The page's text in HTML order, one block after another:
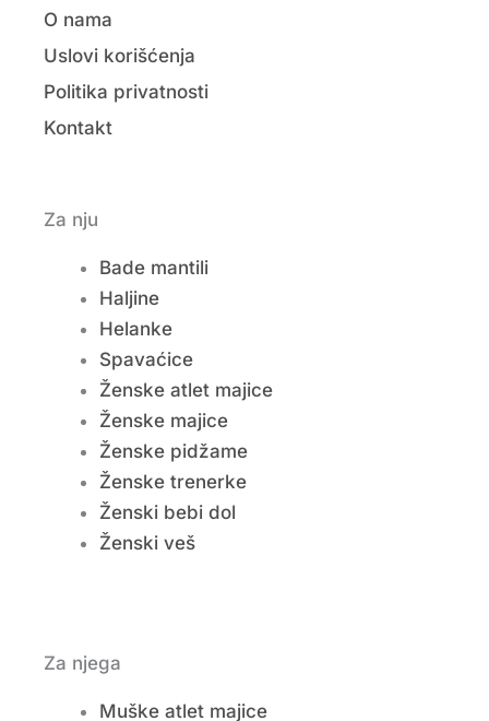
O nama
Uslovi korišćenja
Politika privatnosti
Kontakt
Za nju
Bade mantili
Haljine
Helanke
Spavaćice
Ženske atlet majice
Ženske majice
Ženske pidžame
Ženske trenerke
Ženski bebi dol
Ženski veš
Za njega
Muške atlet majice